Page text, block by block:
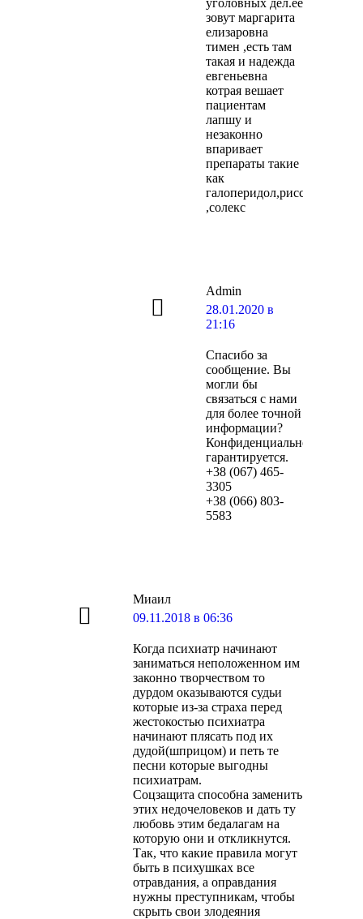
зовут маргарита
елизаровна
тимен ,есть там
такая и надежда
евгеньевна
котрая вешает
пациентам
лапшу и
незаконно
впаривает
препараты такие
как
,солекс
Admin
говорит:
28.01.2020 в
21:16
Спасибо за
сообщение. Вы
могли бы
связаться с нами
для более точной
информации?
Конфиденциальность
гарантируется.
+38 (067) 465-
3305
+38 (066) 803-
5583
Миаил
говорит:
09.11.2018 в 06:36
Когда психиатр начинают
заниматься неположенном им
законно творчеством то
дурдом оказываются судьи
которые из-за страха перед
жестокостью психиатра
начинают плясать под их
дудой(шприцом) и петь те
песни которые выгодны
психиатрам.
Соцзащита способна заменить
этих недочеловеков и дать ту
любовь этим бедалагам на
которую они и откликнутся.
Так, что какие правила могут
быть в психушках все
отравдания, а оправдания
нужны преступникам, чтобы
скрыть свои злодеяния